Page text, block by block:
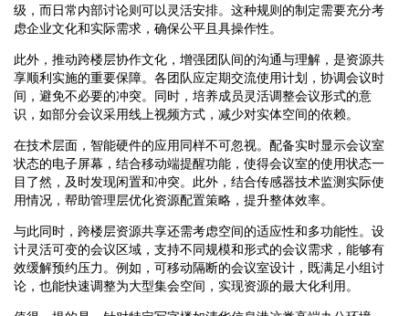
级，而日常内部讨论则可以灵活安排。这种规则的制定需要充分考
虑企业文化和实际需求，确保公平且具操作性。
此外，推动跨楼层协作文化，增强团队间的沟通与理解，是资源共
享顺利实施的重要保障。各团队应定期交流使用计划，协调会议时
间，避免不必要的冲突。同时，培养成员灵活调整会议形式的意
识，如部分会议采用线上视频方式，减少对实体空间的依赖。
在技术层面，智能硬件的应用同样不可忽视。配备实时显示会议室
状态的电子屏幕，结合移动端提醒功能，使得会议室的使用状态一
目了然，及时发现闲置和冲突。此外，结合传感器技术监测实际使
用情况，帮助管理层优化资源配置策略，提升整体效率。
与此同时，跨楼层资源共享还需考虑空间的适应性和多功能性。设
计灵活可变的会议区域，支持不同规模和形式的会议需求，能够有
效缓解预约压力。例如，可移动隔断的会议室设计，既满足小组讨
论，也能快速调整为大型集会空间，实现资源的最大化利用。